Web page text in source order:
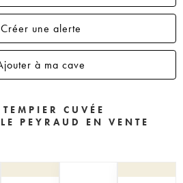
Créer une alerte
à ma cave
CUVÉE
PEYRAUD EN VENTE